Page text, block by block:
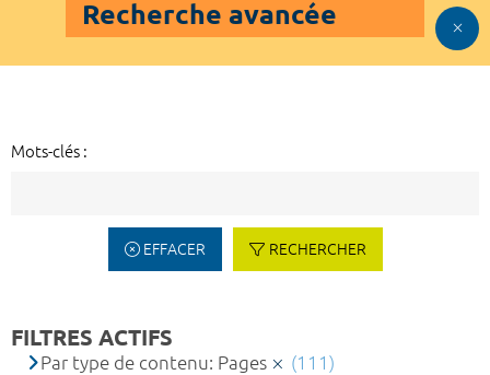
Recherche avancée
Mots-clés :
EFFACER RECHERCHER
FILTRES ACTIFS
Par type de contenu: Pages
(111)